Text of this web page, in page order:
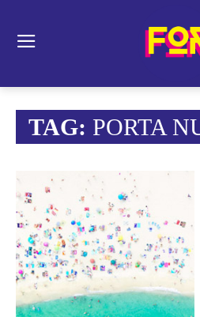
TAG: PORTA